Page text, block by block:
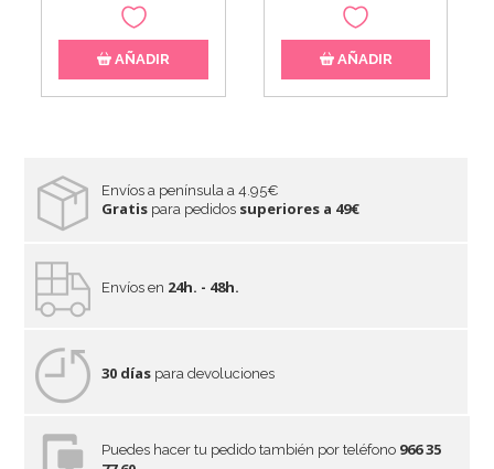
AÑADIR AÑADIR
Envíos a península a 4.95€
Gratis para pedidos superiores a 49€
Envíos en 24h. - 48h.
30 días para devoluciones
Puedes hacer tu pedido también por teléfono 966 35